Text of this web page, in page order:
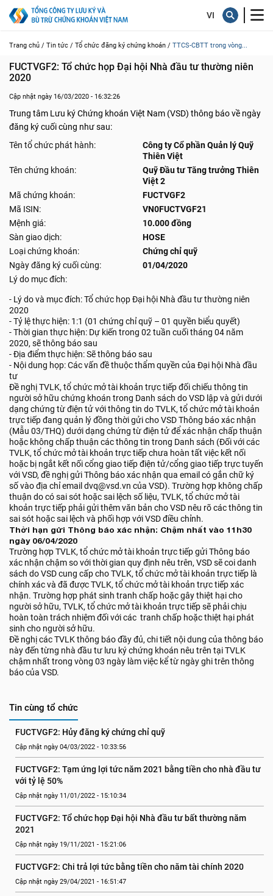
Trang chủ / Tin tức / Tổ chức đăng ký chứng khoán / TTCS-CBTT trong vòng...
FUCTVGF2: Tổ chức họp Đại hội Nhà đầu tư thường niên
2020
Cập nhật ngày 16/03/2020 - 16:32:26
Trung tâm Lưu ký Chứng khoán Việt Nam (VSD) thông báo về ngày
đăng ký cuối cùng như sau:
Tên tổ chức phát hành:
Công ty Cổ phần Quản lý Quỹ
Thiên Việt
Tên chứng khoán:
Quỹ Đầu tư Tăng trưởng Thiên
Việt 2
Mã chứng khoán:
FUCTVGF2
Mã ISIN:
VN0FUCTVGF21
Mệnh giá:
10.000 đồng
Sàn giao dịch:
HOSE
Loại chứng khoán:
Chứng chỉ quỹ
Ngày đăng ký cuối cùng:
01/04/2020
Lý do mục đích:
- Lý do và mục đích: Tổ chức họp Đại hội Nhà đầu tư thường niên
2020
- Tỷ lệ thực hiện: 1:1 (01 chứng chỉ quỹ – 01 quyền biểu quyết)
- Thời gian thực hiện: Dự kiến trong 02 tuần cuối tháng 04 năm
2020, sẽ thông báo sau
- Địa điểm thực hiện: Sẽ thông báo sau
- Nội dung họp: Các vấn đề thuộc thẩm quyền của Đại hội Nhà đầu
tư
Đề nghị TVLK, tổ chức mở tài khoản trực tiếp đối chiếu thông tin
người sở hữu chứng khoán trong Danh sách do VSD lập và gửi dưới
dạng chứng từ điện tử với thông tin do TVLK, tổ chức mở tài khoản
trực tiếp đang quản lý đồng thời gửi cho VSD Thông báo xác nhận
(Mẫu 03/THQ) dưới dạng chứng từ điện tử để xác nhận chấp thuận
hoặc không chấp thuận các thông tin trong Danh sách (Đối với các
TVLK, tổ chức mở tài khoản trực tiếp chưa hoàn tất việc kết nối
hoặc bị ngắt kết nối cổng giao tiếp điện tử/cổng giao tiếp trực tuyến
với VSD, đề nghị gửi Thông báo xác nhận qua email có gắn chữ ký
số vào địa chỉ email dvq@vsd.vn của VSD). Trường hợp không chấp
thuận do có sai sót hoặc sai lệch số liệu, TVLK, tổ chức mở tài
khoản trực tiếp phải gửi thêm văn bản cho VSD nêu rõ các thông tin
sai sót hoặc sai lệch và phối hợp với VSD điều chỉnh.
Thời hạn gửi Thông báo xác nhận: Chậm nhất vào 11h30
ngày 06/04/2020
Trường hợp TVLK, tổ chức mở tài khoản trực tiếp gửi Thông báo
xác nhận chậm so với thời gian quy định nêu trên, VSD sẽ coi danh
sách do VSD cung cấp cho TVLK, tổ chức mở tài khoản trực tiếp là
chính xác và đã được TVLK, tổ chức mở tài khoản trực tiếp xác
nhận. Trường hợp phát sinh tranh chấp hoặc gây thiệt hại cho
người sở hữu, TVLK, tổ chức mở tài khoản trực tiếp sẽ phải chịu
hoàn toàn trách nhiệm đối với các tranh chấp hoặc thiệt hại phát
sinh cho người sở hữu.
Đề nghị các TVLK thông báo đầy đủ, chi tiết nội dung của thông báo
này đến từng nhà đầu tư lưu ký chứng khoán nêu trên tại TVLK
chậm nhất trong vòng 03 ngày làm việc kể từ ngày ghi trên thông
báo của VSD.
Tin cùng tổ chức
FUCTVGF2: Hủy đăng ký chứng chỉ quỹ
Cập nhật ngày 04/03/2022 - 10:33:56
FUCTVGF2: Tạm ứng lợi tức năm 2021 bằng tiền cho nhà đầu tư
với tỷ lệ 50%
Cập nhật ngày 11/01/2022 - 15:10:34
FUCTVGF2: Tổ chức họp Đại hội Nhà đầu tư bất thường năm
2021
Cập nhật ngày 19/11/2021 - 15:21:06
FUCTVGF2: Chi trả lợi tức bằng tiền cho năm tài chính 2020
Cập nhật ngày 29/04/2021 - 16:51:47